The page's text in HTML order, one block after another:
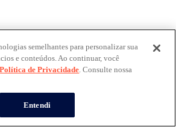
semelhantes para personalizar sua
e conteúdos. Ao continuar, você
Política de Privacidade. Consulte nossa
Entendi